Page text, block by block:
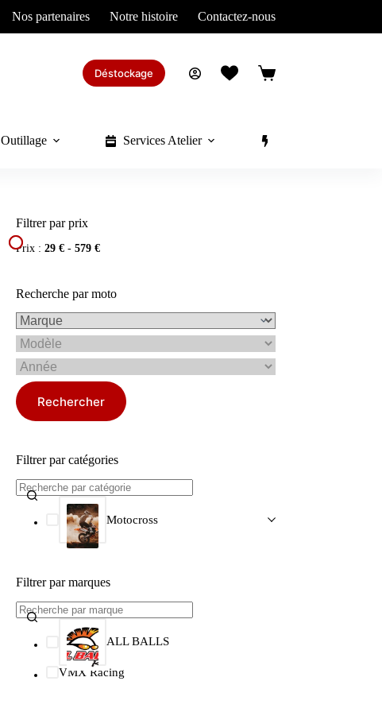
Nos partenaires Notre histoire Contactez-nous
Déstockage
Panier
Outillage Services Atelier
Filtrer par prix
Prix :29 € -579 €
Recherche par moto
Rechercher
Filtrer par catégories
Motocross
Filtrer par marques
ALL BALLS
VMX Racing